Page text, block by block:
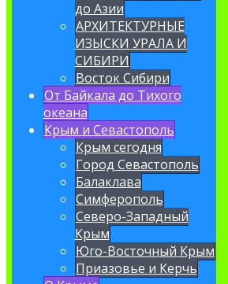
до Азии
АРХИТЕКТУРНЫЕ
ИЗЫСКИ УРАЛА И
СИБИРИ
Восток Сибири
От Байкала до Тихого
океана
Крым и Севастополь
Крым сегодня
Город Севастополь
Балаклава
Симферополь
Северо-Западный
Крым
Юго-Восточный Крым
Приазовье и Керчь